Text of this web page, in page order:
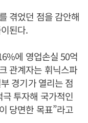
겪었던 점을 감안해
된다.
에 영업손실 50억
관계자는 휘닉스파
경기가 열리는 점
투자해 국가적인
당면한 목표”라고